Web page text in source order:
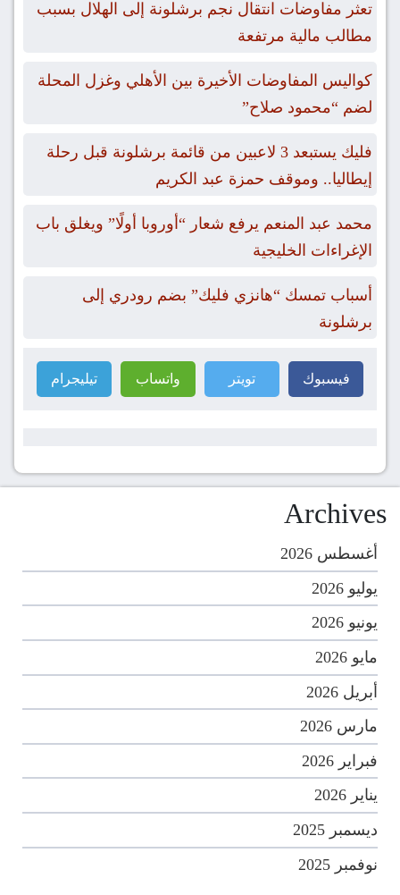
تعثر مفاوضات انتقال نجم برشلونة إلى الهلال بسبب
مطالب مالية مرتفعة
كواليس المفاوضات الأخيرة بين الأهلي وغزل المحلة
لضم “محمود صلاح”
فليك يستبعد 3 لاعبين من قائمة برشلونة قبل رحلة
إيطاليا.. وموقف حمزة عبد الكريم
محمد عبد المنعم يرفع شعار “أوروبا أولًا” ويغلق باب
الإغراءات الخليجية
أسباب تمسك “هانزي فليك” بضم رودري إلى
برشلونة
فيسبوك تويتر واتساب تيليجرام
Archives
أغسطس 2026
يوليو 2026
يونيو 2026
مايو 2026
أبريل 2026
مارس 2026
فبراير 2026
يناير 2026
ديسمبر 2025
نوفمبر 2025